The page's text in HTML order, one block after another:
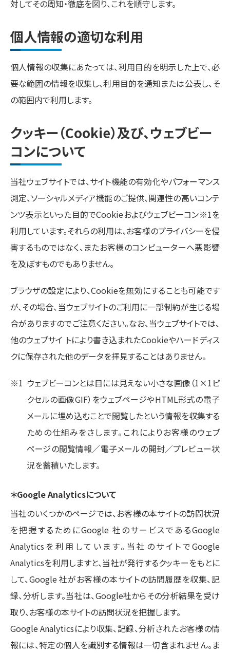
対してその周知・徹底を図り、これを順守します。
個人情報の適切な利用
個人情報の収集にあたっては、利用目的を明示した上で、必
要な範囲の情報を収集し、利用目的を通知または公表し、そ
の範囲内で利用します。
クッキー（Cookie）及び、ウェブビー
コンについて
当社ウェブサイトでは、サイト機能の有効化やパフォーマンス
測定、ソーシャルメディア機能のご提供、関連性の高いコンテ
ンツ表示といった目的でCookieおよびウェブビーコン※1を
利用しています。それらの利用は、お客様のプライバシーを侵
害するものではなく、またお客様のコンピューターへ悪影響
を及ぼすものでもありません。
ブラウザの設定により、Cookieを無効にすることも可能です
が、その場合、当ウェブサイトのご利用に一部制約が生じる場
合がありますのでご注意ください。なお、当ウェブサイトでは、
他のウェブサイ トにより書き込まれたCookieやハードディス
クに保存された他のデータを拝見することはありません。
※1 ウェブビーコンとは目には見えない小さな画像（1×1ピ
クセルの画像GIF）をウェブページやHTML形式の電子
メールに埋め込むことで閲覧したという情報を収集する
ための仕組みをさします。これによりお客様のウェブ
ページの閲覧情報／電子メールの開封／プレビュー状
況を蓄積いたします。
＊Google Analyticsについて
当社のいくつかのページでは、お客様の本サイトの訪問状況
を把握するためにGoogle 社のサービスであるGoogle
Analyticsを利用しています。当社のサイトでGoogle
Analyticsを利用しますと、当社が発行するクッキーをもとに
して、Google 社がお客様の本サイトの訪問履歴を収集、記
録、分析します。当社は、Google社からその分析結果を受け
取り、お客様の本サイトの訪問状況を把握します。
Google Analyticsにより収集、記録、分析されたお客様の情
報には、特定の個人を識別する情報は一切含まれません。ま